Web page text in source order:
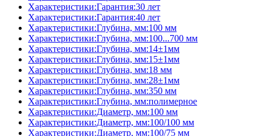
Характеристики:Гарантия:30 лет
Характеристики:Гарантия:40 лет
Характеристики:Глубина, мм:100 мм
Характеристики:Глубина, мм:100...700 мм
Характеристики:Глубина, мм:14±1мм
Характеристики:Глубина, мм:15±1мм
Характеристики:Глубина, мм:18 мм
Характеристики:Глубина, мм:28±1мм
Характеристики:Глубина, мм:350 мм
Характеристики:Глубина, мм:полимерное
Характеристики:Диаметр, мм:100 мм
Характеристики:Диаметр, мм:100/100 мм
Характеристики:Диаметр, мм:100/75 мм